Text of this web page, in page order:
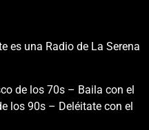
es una Radio de La Serena
de los 70s – Baila con el
los 90s – Deléitate con el